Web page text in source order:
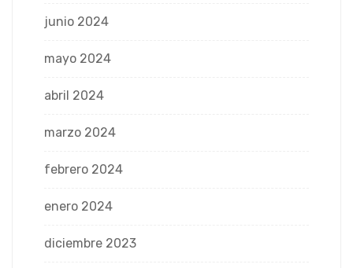
junio 2024
mayo 2024
abril 2024
marzo 2024
febrero 2024
enero 2024
diciembre 2023